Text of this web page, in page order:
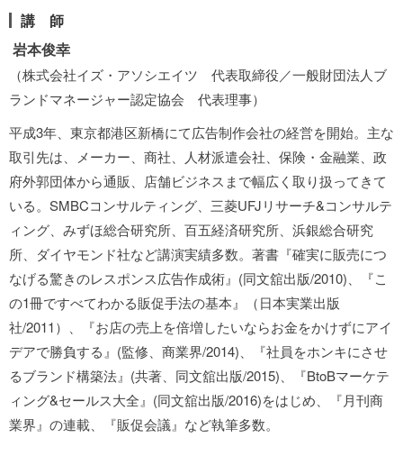
講 師
岩本俊幸
（株式会社イズ・アソシエイツ 代表取締役／一般財団法人ブ
ランドマネージャー認定協会 代表理事）
平成3年、東京都港区新橋にて広告制作会社の経営を開始。主な
取引先は、メーカー、商社、人材派遣会社、保険・金融業、政
府外郭団体から通販、店舗ビジネスまで幅広く取り扱ってきて
いる。SMBCコンサルティング、三菱UFJリサーチ&コンサルテ
ィング、みずほ総合研究所、百五経済研究所、浜銀総合研究
所、ダイヤモンド社など講演実績多数。著書『確実に販売につ
なげる驚きのレスポンス広告作成術』(同文舘出版/2010)、『こ
の1冊ですべてわかる販促手法の基本』（日本実業出版
社/2011）、『お店の売上を倍増したいならお金をかけずにアイ
デアで勝負する』(監修、商業界/2014)、『社員をホンキにさせ
るブランド構築法』(共著、同文舘出版/2015)、『BtoBマーケテ
ィング&セールス大全』(同文舘出版/2016)をはじめ、『月刊商
業界』の連載、『販促会議』など執筆多数。